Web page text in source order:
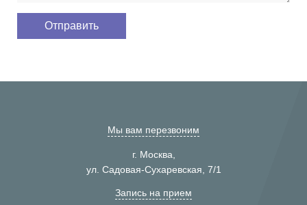
Мы вам перезвоним
г. Москва,
ул. Садовая-Сухаревская, 7/1
Запись на прием